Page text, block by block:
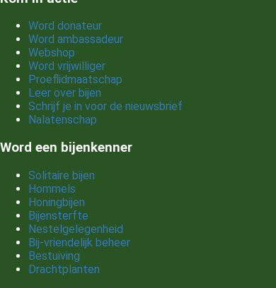
Word donateur
Word ambassadeur
Webshop
Word vrijwilliger
Proeflidmaatschap
Leer over bijen
Schrijf je in voor de nieuwsbrief
Nalatenschap
Word een bijenkenner
Solitaire bijen
Hommels
Honingbijen
Bijensterfte
Nestelgelegenheid
Bij-vriendelijk beheer
Bestuiving
Drachtplanten